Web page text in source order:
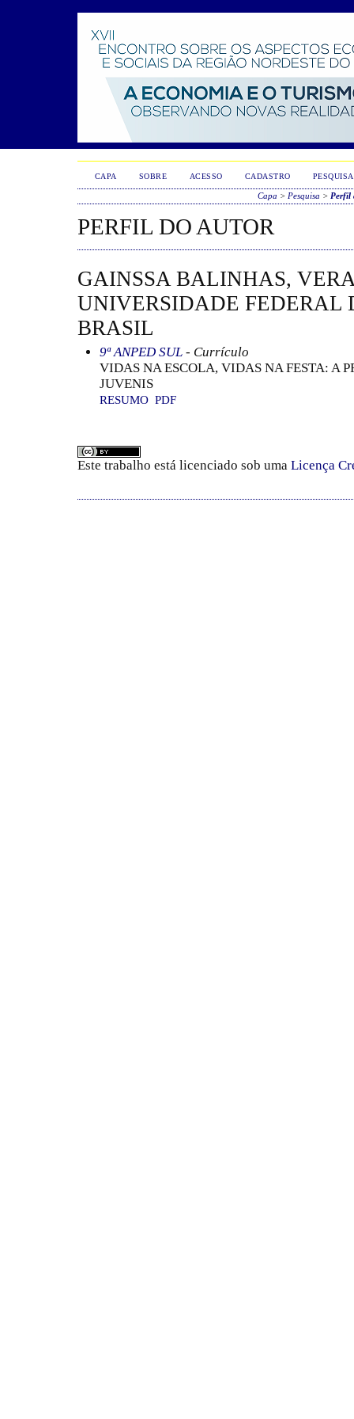
CAPA SOBRE ACESSO CADASTRO PESQUISA
Capa > Pesquisa > Perfil
PERFIL DO AUTOR
GAINSSA BALINHAS,
UNIVERSIDADE FEDERAL
BRASIL
9ª ANPED SUL - Currículo
VIDAS NA ESCOLA, VIDAS NA FESTA: A
JUVENIS
RESUMO PDF
Este trabalho está licenciado sob uma Licença